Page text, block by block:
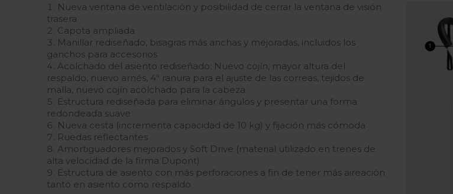
Nueva ventana de ventilación y posibilidad de cerrar la ventana de visión
trasera
Capota ampliada
Manillar rediseñado, bisagras más anchas y mejoradas, incluidos los
ganchos para accesorios
Acolchado del asiento rediseñado: Nuevo cojín, mayor altura del
respaldo, nuevo arnés, 4ª ranura para el ajuste de las correas, tejidos de
malla, nuevo cojín acolchado para la cabeza
Estructura rediseñada para eliminar ángulos y presentar una forma
redondeada suave
Nueva cesta (incrementa capacidad de 10 kg) y fijación más cómoda
Ruedas reflectantes
Amortiguadores mejorados y Soft Drive (material utilizado en trenes de
alta velocidad de la firma Dupont)
Estructura de asiento con más perforaciones a fin de tener más aireación
tanto en asiento como respaldo